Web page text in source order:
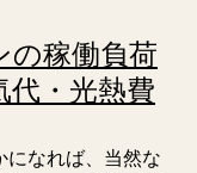
の稼働負荷
代・光熱費
になれば、当然な